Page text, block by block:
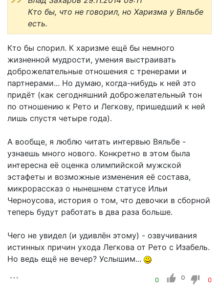
Кто бы, что не говорил, но Харизма у Вяльбе
есть.
Кто бы спорил. К харизме ещё бы немного
жизненной мудрости, умения выстраивать
доброжелательные отношения с тренерами и
партнерами... Но думаю, когда-нибудь к ней это
придёт (как сегодняшний доброжелательный тон
по отношению к Рето и Легкову, пришедший к ней
лишь спустя четыре года).
А вообще, я люблю читать интервью Вяльбе -
узнаешь много нового. Конкретно в этом была
интересна её оценка олимпийской мужской
эстафеты и возможные изменения её состава,
микрорассказ о нынешнем статусе Ильи
Черноусова, история о том, что девочки в сборной
теперь будут работать в два раза больше.
Чего не увидел (и удивлён этому) - озвучивания
истинных причин ухода Легкова от Рето с Изабель.
Но ведь ещё не вечер? Услышим...
0 0 0